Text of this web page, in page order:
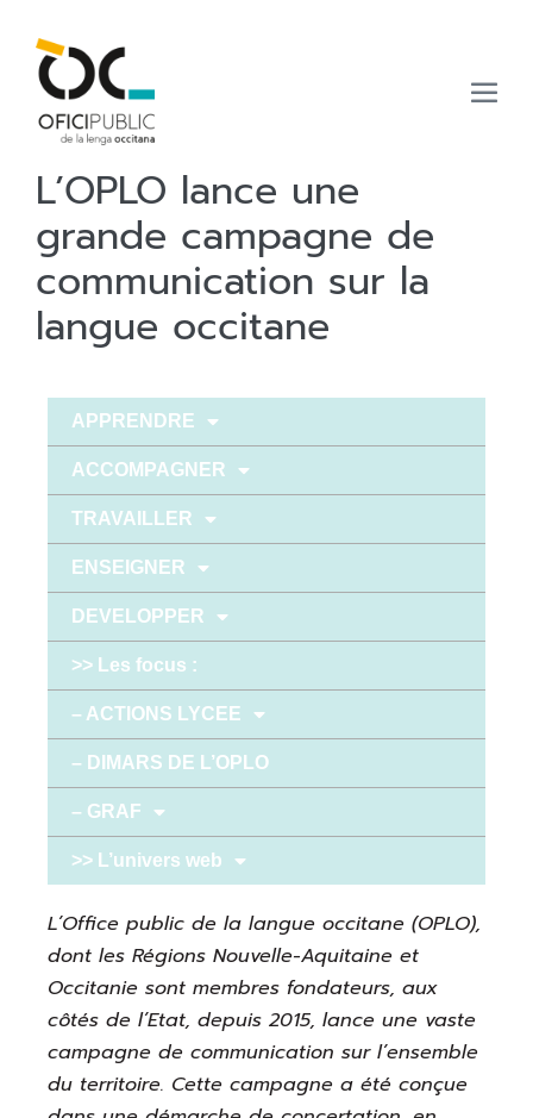
L’OPLO lance une
grande campagne de
communication sur la
langue occitane
APPRENDRE
ACCOMPAGNER
TRAVAILLER
ENSEIGNER
DEVELOPPER
>> Les focus :
– ACTIONS LYCEE
– DIMARS DE L’OPLO
– GRAF
>> L’univers web
L’Office public de la langue occitane (OPLO),
dont les Régions Nouvelle-Aquitaine et
Occitanie sont membres fondateurs, aux
côtés de l’Etat, depuis 2015, lance une vaste
campagne de communication sur l’ensemble
du territoire. Cette campagne a été conçue